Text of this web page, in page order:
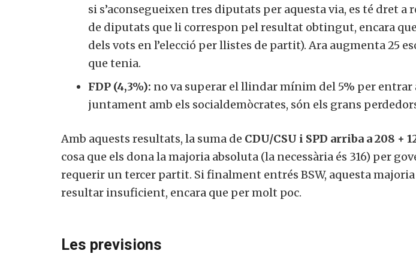
si s’aconsegueixen tres diputats per aquesta via, es té dret a
de diputats que li correspon pel resultat obtingut, encara
dels vots en l’elecció per llistes de partit). Ara augmenta 25
que tenia.
FDP (4,3%): no va superar el llindar mínim del 5% per entrar
juntament amb els socialdemòcrates, són els grans
Amb aquests resultats, la suma de CDU/CSU i SPD arriba a 208 +
cosa que els dona la majoria absoluta (la necessària és 316) per
requerir un tercer partit. Si finalment entrés BSW, aquesta
resultar insuficient, encara que per molt poc.
Les previsions